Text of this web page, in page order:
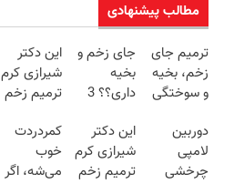
مطالب پیشنهادی
ترمیم جای
زخم، بخیه
و سوختگی
هفته!!😍
جای زخم و
بخیه
داری؟؟ 3
محوش کن!
این دکتر
شیرازی کرم
ترمیم زخم
ساخت!!!
دوربین
لامپی
چرخشی
این دکتر
شیرازی کرم
ترمیم زخم
کمردردت
خوب
می‌شه، اگر